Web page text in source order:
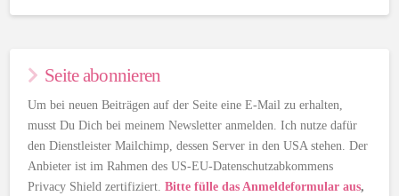
Seite abonnieren
Um bei neuen Beiträgen auf der Seite eine E-Mail zu erhalten,
musst Du Dich bei meinem Newsletter anmelden. Ich nutze dafür
den Dienstleister Mailchimp, dessen Server in den USA stehen. Der
Anbieter ist im Rahmen des US-EU-Datenschutzabkommens
Privacy Shield zertifiziert.Bitte fülle das Anmeldeformular aus,